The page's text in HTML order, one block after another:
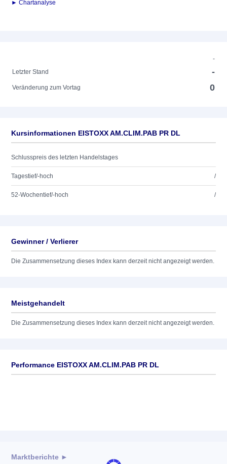
► Chartanalyse
-
Letzter Stand
-
Veränderung zum Vortag 0
Kursinformationen EISTOXX AM.CLIM.PAB PR DL
Schlusspreis des letzten Handelstages
Tagestief/-hoch /
52-Wochentief/-hoch /
Gewinner / Verlierer
Die Zusammensetzung dieses Index kann derzeit nicht angezeigt werden.
Meistgehandelt
Die Zusammensetzung dieses Index kann derzeit nicht angezeigt werden.
Performance EISTOXX AM.CLIM.PAB PR DL
Marktberichte ►